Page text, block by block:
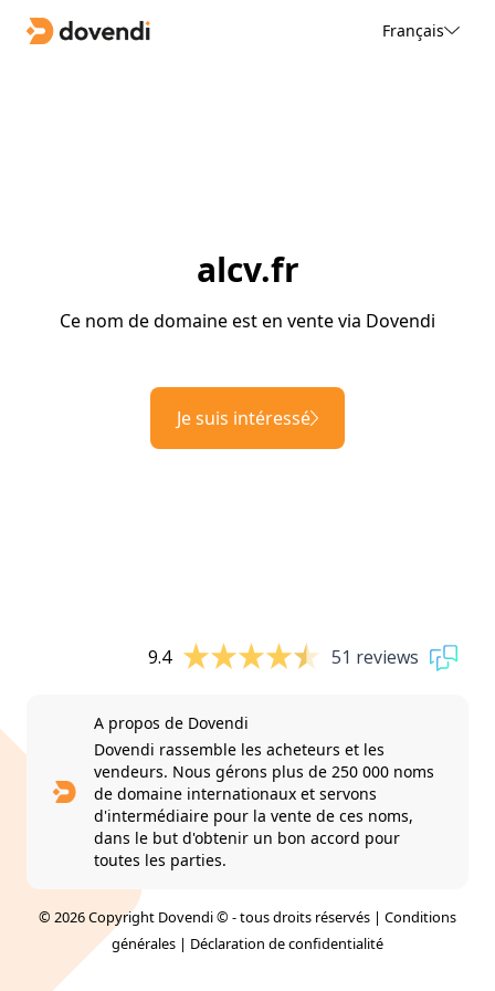
Français
alcv.fr
Ce nom de domaine est en vente via Dovendi
Je suis intéressé
9.4 51 reviews
A propos de Dovendi
Dovendi rassemble les acheteurs et les
vendeurs. Nous gérons plus de 250 000 noms
de domaine internationaux et servons
d'intermédiaire pour la vente de ces noms,
dans le but d'obtenir un bon accord pour
toutes les parties.
© 2026 Copyright Dovendi © - tous droits réservés | Conditions
générales | Déclaration de confidentialité